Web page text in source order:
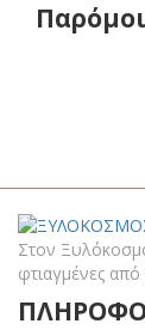
Στον
φτιαγμένες από